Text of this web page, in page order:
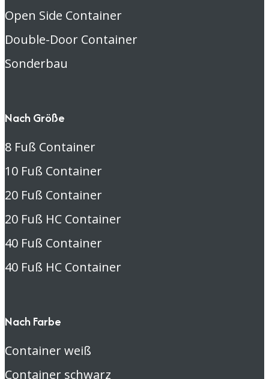
Open Side Container
Double-Door Container
Sonderbau
Nach Größe
8 Fuß Container
10 Fuß Container
20 Fuß Container
20 Fuß HC Container
40 Fuß Container
40 Fuß HC Container
Nach Farbe
Container weiß
Container schwarz